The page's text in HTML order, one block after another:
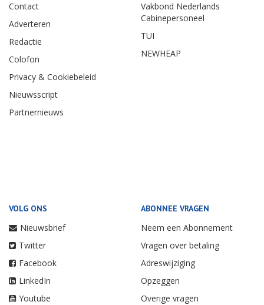
Contact
Adverteren
Redactie
Colofon
Privacy & Cookiebeleid
Nieuwsscript
Partnernieuws
Vakbond Nederlands
Cabinepersoneel
TUI
NEWHEAP
VOLG ONS
Nieuwsbrief
Twitter
Facebook
LinkedIn
Youtube
ABONNEE VRAGEN
Neem een Abonnement
Vragen over betaling
Adreswijziging
Opzeggen
Overige vragen